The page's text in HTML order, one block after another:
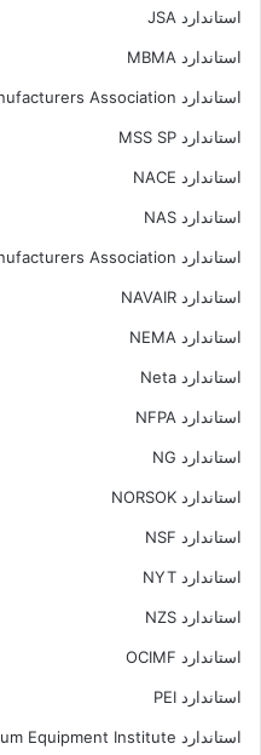
استاندارد JSA
استاندارد MBMA
استاندارد Metal Building Manufacturers Association
استاندارد MSS SP
استاندارد NACE
استاندارد NAS
استاندارد National Electrical Manufacturers Association
استاندارد NAVAIR
استاندارد NEMA
استاندارد Neta
استاندارد NFPA
استاندارد NG
استاندارد NORSOK
استاندارد NSF
استاندارد NYT
استاندارد NZS
استاندارد OCIMF
استاندارد PEI
استاندارد Petroleum Equipment Institute